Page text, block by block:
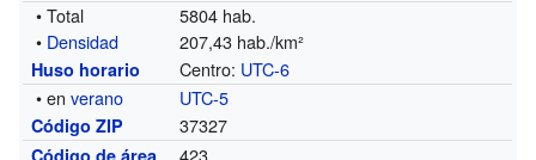
• Total
5804 hab.
• Densidad 207,43 hab./km²
Huso horario Centro: UTC-6
• enverano UTC-5
Código ZIP 37327
Código de área
423